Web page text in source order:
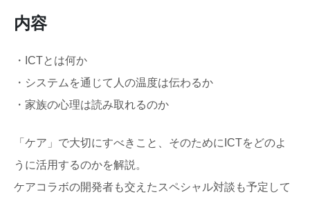
内容
・ICTとは何か
・システムを通じて人の温度は伝わるか
・家族の心理は読み取れるのか
「ケア」で大切にすべきこと、そのためにICTをどのよ
うに活用するのかを解説。
ケアコラボの開発者も交えたスペシャル対談も予定して